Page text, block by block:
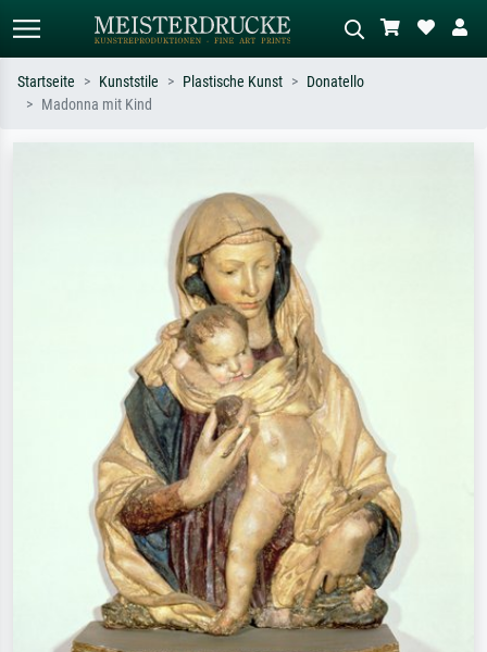
Sternennacht, Impressionismus, Welle
Ölgemälde, Stehender Akt neben einem
Startseite Kunststile Plastische Kunst
Donatello
Madonna mit Kind